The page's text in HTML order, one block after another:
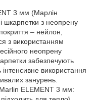
3 мм (Марлін
шкарпетки з неопрену
– нейлон,
з використанням
неопрену
забезпечують
використання
занурень.
ELEMENT 3 мм: